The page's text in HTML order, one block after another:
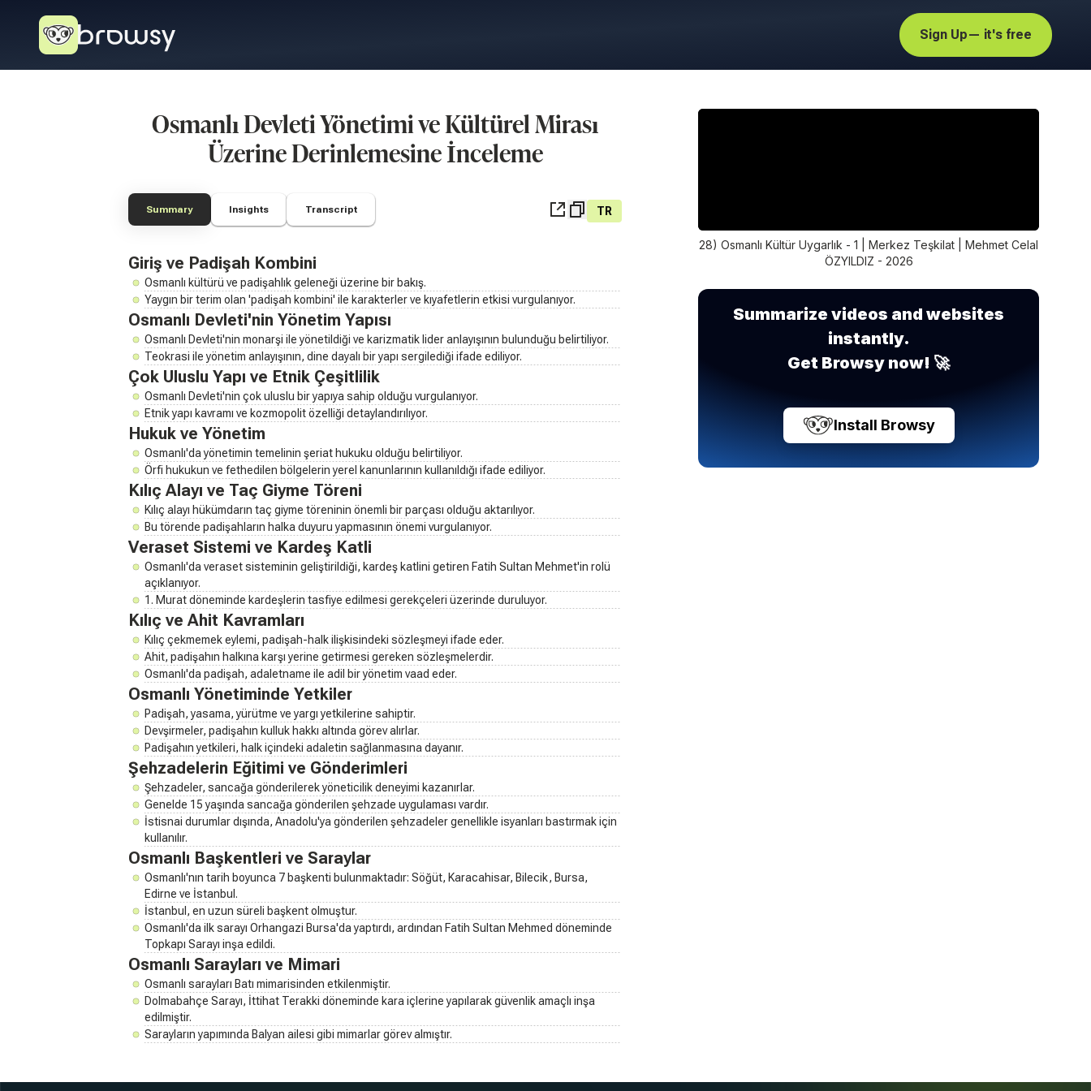
Sign Up— it's free
Osmanlı Devleti Yönetimi ve Kültürel Mirası
Üzerine Derinlemesine İnceleme
Summary Insights Transcript TR
Giriş ve Padişah Kombini
Osmanlı kültürü ve padişahlık geleneği üzerine bir bakış.
Yaygın bir terim olan 'padişah kombini' ile karakterler ve kıyafetlerin etkisi vurgulanıyor.
Osmanlı Devleti'nin Yönetim Yapısı
Osmanlı Devleti'nin monarşi ile yönetildiği ve karizmatik lider anlayışının bulunduğu belirtiliyor.
Teokrasi ile yönetim anlayışının, dine dayalı bir yapı sergilediği ifade ediliyor.
Çok Uluslu Yapı ve Etnik Çeşitlilik
Osmanlı Devleti'nin çok uluslu bir yapıya sahip olduğu vurgulanıyor.
Etnik yapı kavramı ve kozmopolit özelliği detaylandırılıyor.
Hukuk ve Yönetim
Osmanlı'da yönetimin temelinin şeriat hukuku olduğu belirtiliyor.
Örfi hukukun ve fethedilen bölgelerin yerel kanunlarının kullanıldığı ifade ediliyor.
Kılıç Alayı ve Taç Giyme Töreni
Kılıç alayı hükümdarın taç giyme töreninin önemli bir parçası olduğu aktarılıyor.
Bu törende padişahların halka duyuru yapmasının önemi vurgulanıyor.
Veraset Sistemi ve Kardeş Katli
Osmanlı'da veraset sisteminin geliştirildiği, kardeş katlini getiren Fatih Sultan Mehmet'in rolü
açıklanıyor.
1. Murat döneminde kardeşlerin tasfiye edilmesi gerekçeleri üzerinde duruluyor.
Kılıç ve Ahit Kavramları
Kılıç çekmemek eylemi, padişah-halk ilişkisindeki sözleşmeyi ifade eder.
Ahit, padişahın halkına karşı yerine getirmesi gereken sözleşmelerdir.
Osmanlı'da padişah, adaletname ile adil bir yönetim vaad eder.
Osmanlı Yönetiminde Yetkiler
Padişah, yasama, yürütme ve yargı yetkilerine sahiptir.
Devşirmeler, padişahın kulluk hakkı altında görev alırlar.
Padişahın yetkileri, halk içindeki adaletin sağlanmasına dayanır.
Şehzadelerin Eğitimi ve Gönderimleri
Şehzadeler, sancağa gönderilerek yöneticilik deneyimi kazanırlar.
Genelde 15 yaşında sancağa gönderilen şehzade uygulaması vardır.
İstisnai durumlar dışında, Anadolu'ya gönderilen şehzadeler genellikle isyanları bastırmak için
kullanılır.
Osmanlı Başkentleri ve Saraylar
Osmanlı'nın tarih boyunca 7 başkenti bulunmaktadır: Söğüt, Karacahisar, Bilecik, Bursa,
Edirne ve İstanbul.
İstanbul, en uzun süreli başkent olmuştur.
Osmanlı'da ilk sarayı Orhangazi Bursa'da yaptırdı, ardından Fatih Sultan Mehmed döneminde
Topkapı Sarayı inşa edildi.
Osmanlı Sarayları ve Mimari
Osmanlı sarayları Batı mimarisinden etkilenmiştir.
Dolmabahçe Sarayı, İttihat Terakki döneminde kara içlerine yapılarak güvenlik amaçlı inşa
edilmiştir.
Sarayların yapımında Balyan ailesi gibi mimarlar görev almıştır.
28) Osmanlı Kültür Uygarlık - 1 | Merkez Teşkilat | Mehmet Celal
ÖZYILDIZ - 2026
Summarize videos and websites
instantly.
Get Browsy now! 🚀
Install Browsy